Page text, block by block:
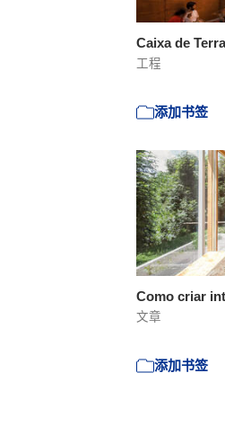
Caixa de
工程
添加书签
Como criar
文章
添加书签